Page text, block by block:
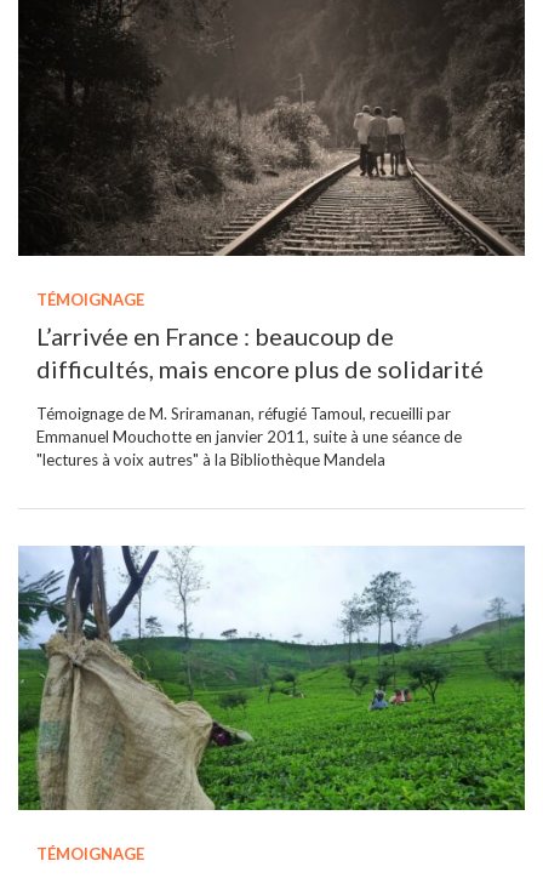
TÉMOIGNAGE
L’arrivée en France : beaucoup de
difficultés, mais encore plus de solidarité
Témoignage de M. Sriramanan, réfugié Tamoul, recueilli par
Emmanuel Mouchotte en janvier 2011, suite à une séance de
"lectures à voix autres" à la Bibliothèque Mandela
TÉMOIGNAGE